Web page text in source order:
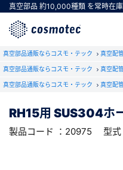
真空部品 約10,000種類 を常時在庫
真空部品通販ならコスモ・テック 真空配
真空部品通販ならコスモ・テック 真空配
真空部品通販ならコスモ・テック 真空配
RH15用 SUS304ホ
製品コード ：20975 型
RoHS2適合報
下記製品のRoHS2適合報
型式 ：RHC15 製品コード
会員登録
会員登録をすれば、